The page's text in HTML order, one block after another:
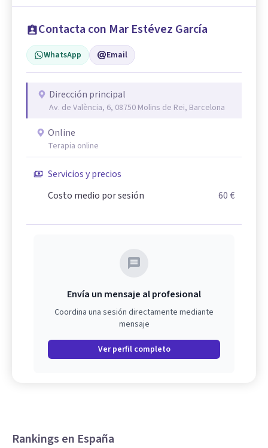
Contacta con Mar Estévez García
WhatsApp Email
Dirección principal
Av. de València, 6, 08750 Molins de Rei, Barcelona
Online
Terapia online
Servicios y precios
Costo medio por sesión
60 €
Envía un mensaje al profesional
Coordina una sesión directamente mediante
mensaje
Ver perfil completo
Rankings en España